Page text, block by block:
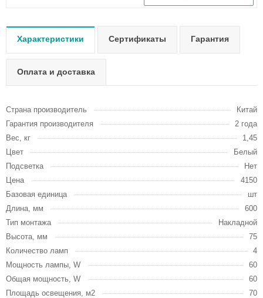
Характеристики Сертификаты Гарантия
Оплата и доставка
Страна производитель
Китай
Гарантия производителя
2 года
Вес, кг
1,45
Цвет
Белый
Подсветка
Нет
Цена
4150
Базовая единица
шт
Длина, мм
600
Тип монтажа
Накладной
Высота, мм
75
Количество ламп
4
Мощность лампы, W
60
Общая мощность, W
60
Площадь освещения, м2
70